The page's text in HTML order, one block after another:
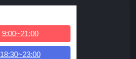
9:00~21:00
18:30~23:00